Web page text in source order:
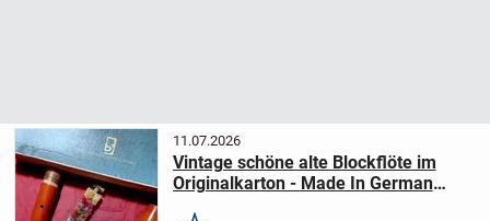
11.07.2026
Vintage schöne alte Blockflöte im
Originalkarton - Made In German